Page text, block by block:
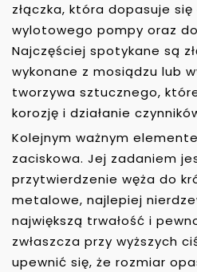
złączka, która dopasuje
wylotowego pompy oraz
Najczęściej spotykane są
wykonane z mosiądzu lub
tworzywa sztucznego,
korozję i działanie
Kolejnym ważnym
zaciskowa. Jej zadaniem
przytwierdzenie węża do
metalowe, najlepiej
największą trwałość i
zwłaszcza przy wyższych
upewnić się, że rozmiar